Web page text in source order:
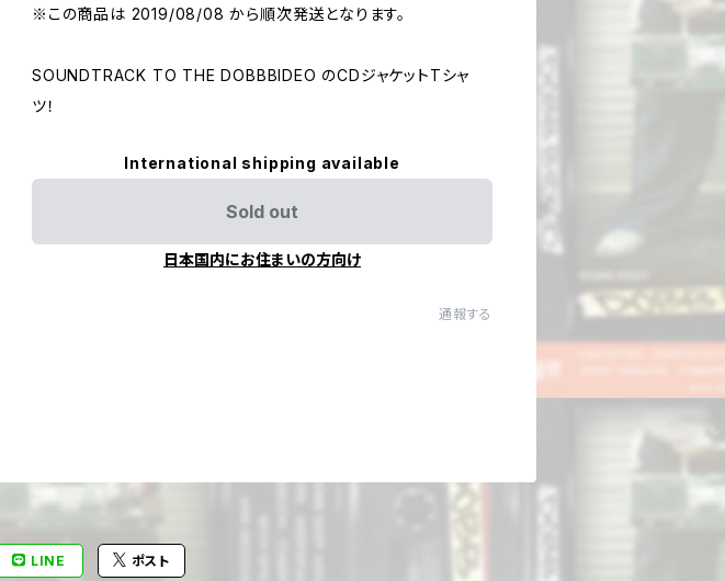
※この商品は 2019/08/08 から順次発送となります。
SOUNDTRACK TO THE DOBBBIDEO のCDジャケットTシャ
ツ！
International shipping available
Sold out
日本国内にお住まいの方向け
通報する
LINE ポスト